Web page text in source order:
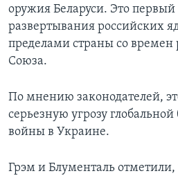
оружия Беларуси. Это первый
развертывания российских
пределами страны со времен
Союза.
По мнению законодателей,
серьезную угрозу глобальной
войны в Украине.
Грэм и Блументаль отметили,